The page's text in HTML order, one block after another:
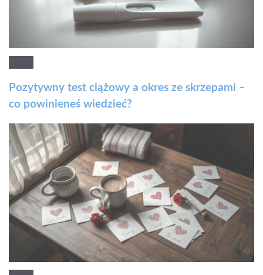
Pozytywny test ciążowy a okres ze skrzepami –
co powinieneś wiedzieć?